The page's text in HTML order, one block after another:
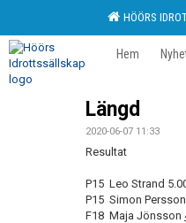
HÖÖRS
Hem
Längd
2020-06-07 11:33
Resultat
P15 Leo Strand
P15 Simon Persson
F18 Maja Jönsson